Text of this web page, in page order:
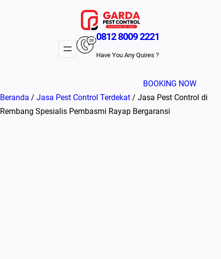
0812 8009 2221
Have You Any Quires ?
BOOKING NOW
Beranda / Jasa Pest Control Terdekat / Jasa Pest Control di
Rembang Spesialis Pembasmi Rayap Bergaransi